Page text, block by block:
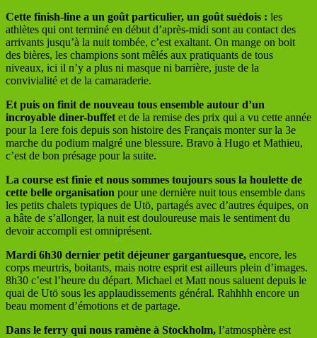
Cette finish-line a un goût particulier, un goût suédois : les
athlètes qui ont terminé en début d’après-midi sont au contact des
arrivants jusqu’à la nuit tombée, c’est exaltant. On mange on boit
des bières, les champions sont mêlés aux pratiquants de tous
niveaux, ici il n’y a plus ni masque ni barrière, juste de la
convivialité et de la camaraderie.
Et puis on finit de nouveau tous ensemble autour d’un
incroyable diner-buffet et de la remise des prix qui a vu cette année
pour la 1ere fois depuis son histoire des Français monter sur la 3e
marche du podium malgré une blessure. Bravo à Hugo et Mathieu,
c’est de bon présage pour la suite.
La course est finie et nous sommes toujours sous la houlette de
cette belle organisation pour une dernière nuit tous ensemble dans
les petits chalets typiques de Utö, partagés avec d’autres équipes, on
a hâte de s’allonger, la nuit est douloureuse mais le sentiment du
devoir accompli est omniprésent.
Mardi 6h30 dernier petit déjeuner gargantuesque, encore, les
corps meurtris, boitants, mais notre esprit est ailleurs plein d’images.
8h30 c’est l’heure du départ. Michael et Matt nous saluent depuis le
quai de Utö sous les applaudissements général. Rahhhh encore un
beau moment d’émotions et de partage.
Dans le ferry qui nous ramène à Stockholm, l’atmosphère est